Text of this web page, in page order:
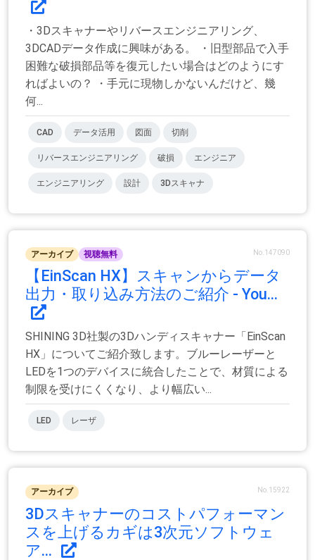
・3Dスキャナーやリバースエンジニアリング、
3DCADデータ作成に興味がある。 ・旧型部品で入手
困難な破損部品等を復元したい場合はどのようにす
ればよいの？ ・手元に現物しかないんだけど、幾
何...
CAD データ活用 図面 切削
リバースエンジニアリング 破損 エンジニア
エンジニアリング 設計 3Dスキャナ
アーカイブ 視聴無料 No.147090
【EinScan HX】スキャンからデータ
出力・取り込み方法のご紹介 - You...
SHINING 3D社製の3Dハンディスキャナー「EinScan
HX」についてご紹介致します。ブルーレーザーと
LEDを1つのデバイスに統合したことで、材質による
制限を受けにくくなり、より幅広い...
LED レーザ
アーカイブ No.15922
3Dスキャナーのコストパフォーマン
スを上げるカギは3次元ソフトウェ
ア...